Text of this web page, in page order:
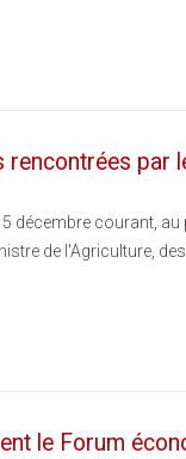
rencontrées par
décembre courant, au
de l'Agriculture,
le Forum